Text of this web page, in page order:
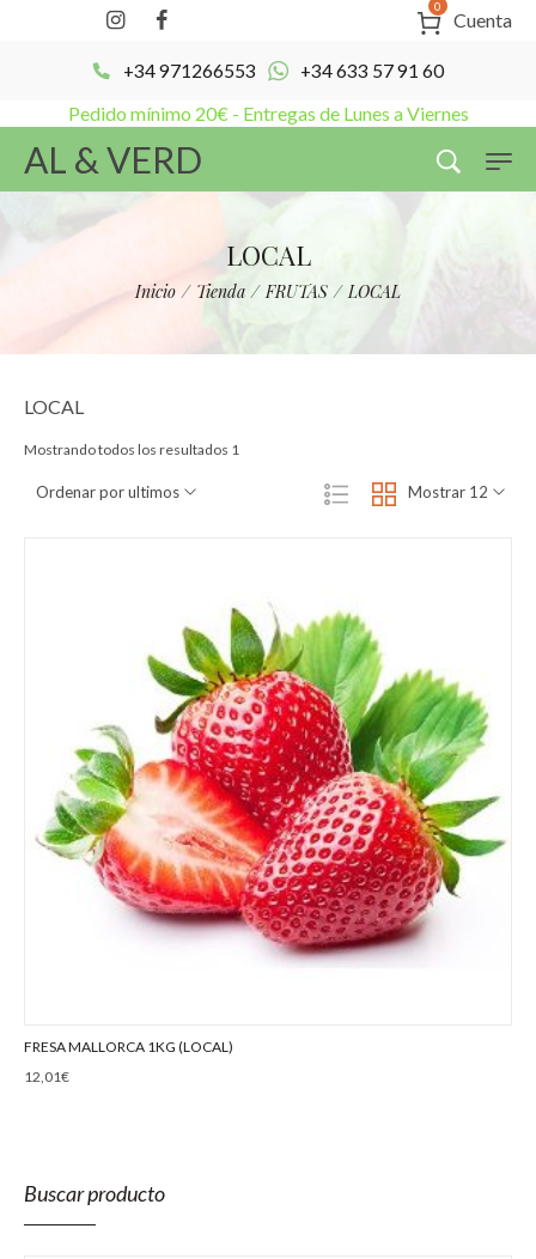
0
Cuenta
+34 971266553 +34 633 57 91 60
Pedido mínimo 20€ - Entregas de Lunes a Viernes
AL & VERD
LOCAL
Inicio / Tienda / FRUTAS / LOCAL
Buscar producto
LOCAL
Mostrando todos los resultados 1
Mostrar 12
Ordenar por ultimos
FRESA MALLORCA 1KG (LOCAL)
12,01€